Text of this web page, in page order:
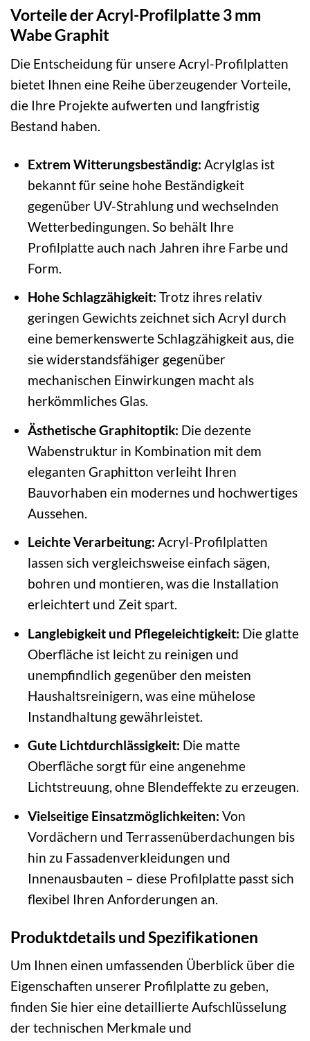
Vorteile der Acryl-Profilplatte 3 mm
Wabe Graphit
Die Entscheidung für unsere Acryl-Profilplatten
bietet Ihnen eine Reihe überzeugender Vorteile,
die Ihre Projekte aufwerten und langfristig
Bestand haben.
Extrem Witterungsbeständig: Acrylglas ist
bekannt für seine hohe Beständigkeit
gegenüber UV-Strahlung und wechselnden
Wetterbedingungen. So behält Ihre
Profilplatte auch nach Jahren ihre Farbe und
Form.
Hohe Schlagzähigkeit: Trotz ihres relativ
geringen Gewichts zeichnet sich Acryl durch
eine bemerkenswerte Schlagzähigkeit aus, die
sie widerstandsfähiger gegenüber
mechanischen Einwirkungen macht als
herkömmliches Glas.
Ästhetische Graphitoptik: Die dezente
Wabenstruktur in Kombination mit dem
eleganten Graphitton verleiht Ihren
Bauvorhaben ein modernes und hochwertiges
Aussehen.
Leichte Verarbeitung: Acryl-Profilplatten
lassen sich vergleichsweise einfach sägen,
bohren und montieren, was die Installation
erleichtert und Zeit spart.
Langlebigkeit und Pflegeleichtigkeit: Die glatte
Oberfläche ist leicht zu reinigen und
unempfindlich gegenüber den meisten
Haushaltsreinigern, was eine mühelose
Instandhaltung gewährleistet.
Gute Lichtdurchlässigkeit: Die matte
Oberfläche sorgt für eine angenehme
Lichtstreuung, ohne Blendeffekte zu erzeugen.
Vielseitige Einsatzmöglichkeiten: Von
Vordächern und Terrassenüberdachungen bis
hin zu Fassadenverkleidungen und
Innenausbauten – diese Profilplatte passt sich
flexibel Ihren Anforderungen an.
Produktdetails und Spezifikationen
Um Ihnen einen umfassenden Überblick über die
Eigenschaften unserer Profilplatte zu geben,
finden Sie hier eine detaillierte Aufschlüsselung
der technischen Merkmale und